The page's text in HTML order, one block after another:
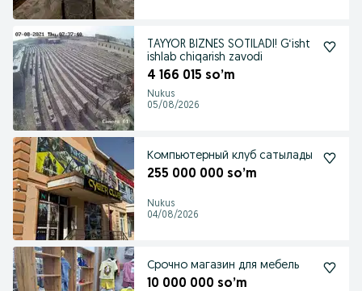
TAYYOR BIZNES SOTILADI! G‘isht
ishlab chiqarish zavodi
4 166 015 so’m
Nukus
05/08/2026
Компьютерный клуб сатылады
255 000 000 so’m
Nukus
04/08/2026
Срочно магазин для мебель
10 000 000 so’m